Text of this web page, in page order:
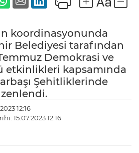
koordinasyonunda
Belediyesi tarafından
Demokrasi ve
etkinlikleri kapsamında
Şehitliklerinde
12:16
15.07.2023 12:16